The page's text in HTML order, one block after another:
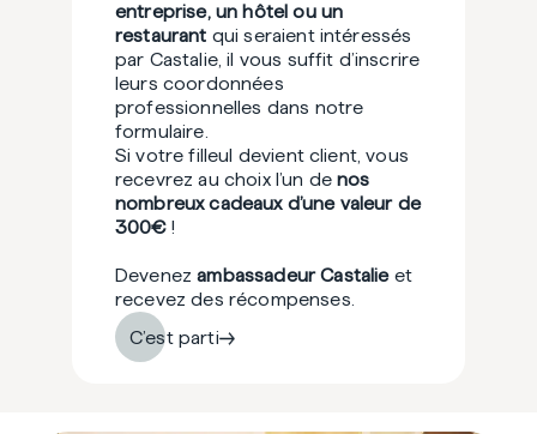
entreprise, un hôtel ou un
restaurant qui seraient intéressés
par Castalie, il vous suffit d’inscrire
leurs coordonnées
professionnelles dans notre
formulaire.
Si votre filleul devient client, vous
recevrez au choix l’un denos
nombreux cadeaux d’une valeur de
300€!
Devenezambassadeur Castalieet
recevez des récompenses.
C’est parti